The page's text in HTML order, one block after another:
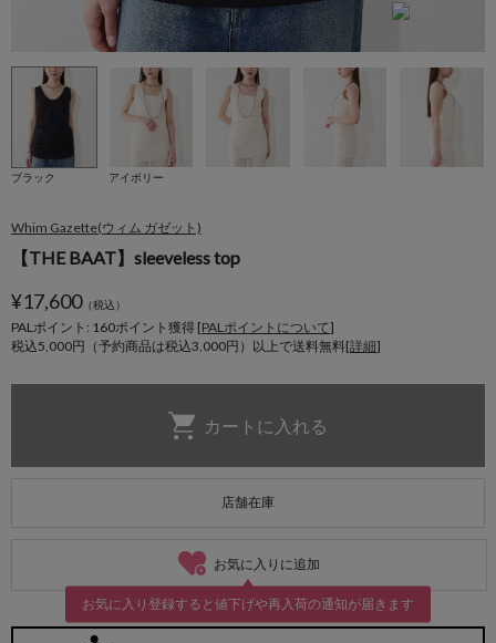
ブラック アイボリー
Whim Gazette(ウィム ガゼット)
【THE BAAT】sleeveless top
¥17,600（税込）
PALポイント: 160ポイント獲得 [PALポイントについて]
税込5,000円（予約商品は税込3,000円）以上で送料無料[詳細]
店舗在庫
お気に入りに追加
お気に入り登録すると値下げや再入荷の通知が届きます